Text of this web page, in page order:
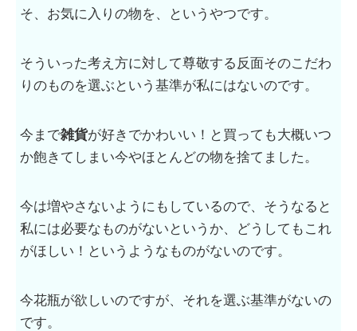
そ、お気に入りの物を、というやつです。
そういった考え方に対して尊敬する反面そのこだわ
りのものを選ぶという基準が私にはないのです。
今まで雑貨が好きでかわいい！と買っても大概いつ
か飽きてしまい今やほとんどの物を捨てました。
今は増やさないようにもしているので、そうなると
私には必要なものがないというか、どうしてもこれ
がほしい！というようなものがないのです。
今花瓶が欲しいのですが、それを選ぶ基準がないの
です。